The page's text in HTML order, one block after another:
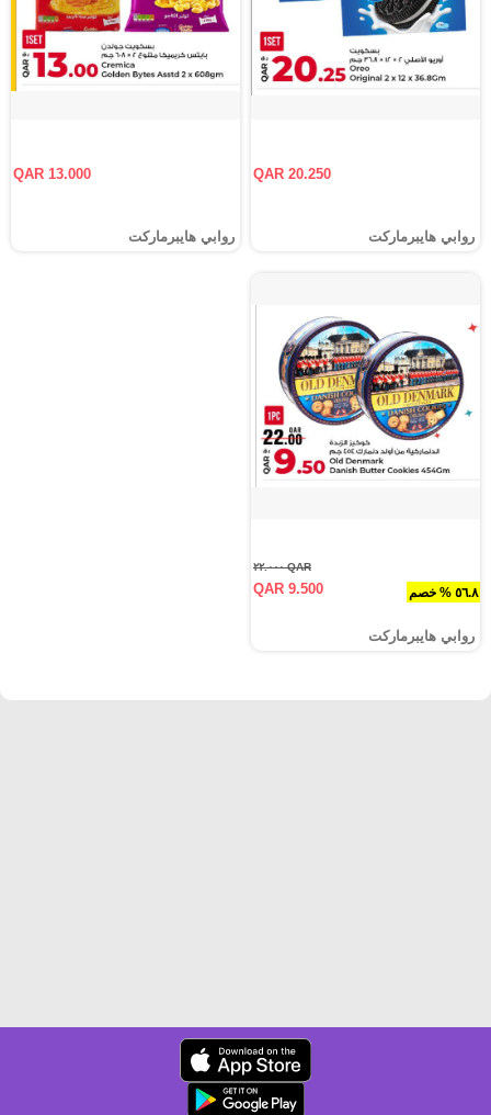
QAR 20.250
روابي هايبرماركت
QAR 13.000
روابي هايبرماركت
٥٦.٨ % خصم
QAR ٢٢.٠٠٠
QAR 9.500
روابي هايبرماركت